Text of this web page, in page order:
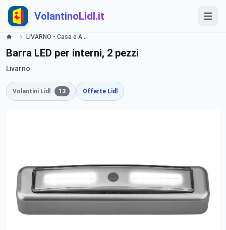
VolantinoLidl.it
LIVARNO - Casa e Arredo Lidl
Barra LED per interni, 2 pezzi
Livarno
Volantini Lidl 13 Offerte Lidl